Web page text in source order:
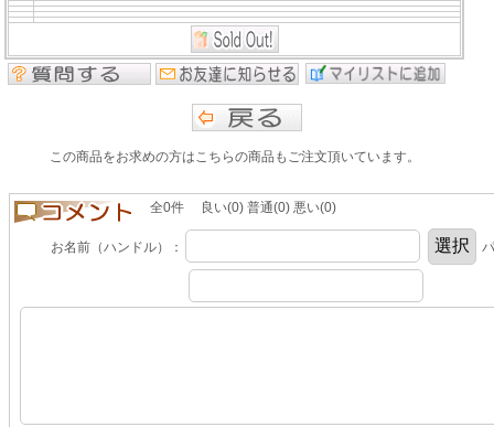
この商品をお求めの方はこちらの商品もご注文頂いています。
全0件 良い(0) 普通(0) 悪い(0)
お名前（ハンドル）：